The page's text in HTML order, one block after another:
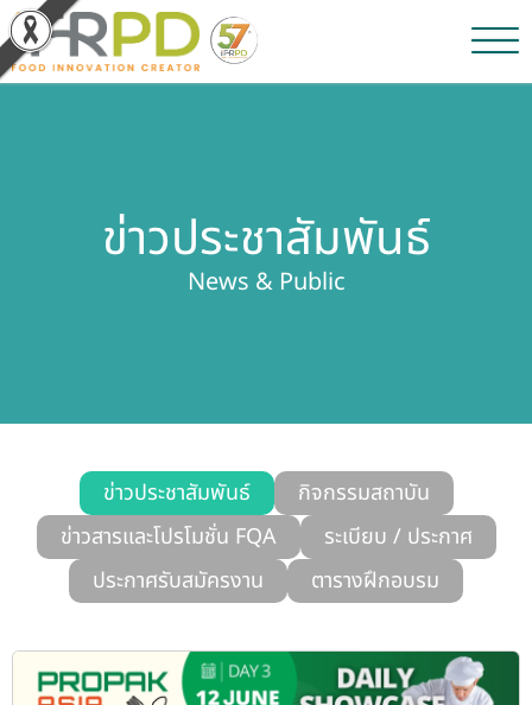
ผลิตภัณฑ์และจำหน่าย
เกี่ยวกับสถาบัน
บุคลากรสถาบัน
รับข้อร้องเรียนและข้อเสนอแนะ
ระบบสารสนเทศ (ใน)
ข่าวประชาสัมพันธ์
News & Public
ข่าวประชาสัมพันธ์
กิจกรรมสถาบัน
ข่าวสารและโปรโมชั่น FQA
ระเบียบ / ประกาศ
ประกาศรับสมัครงาน
ตารางฝึกอบรม